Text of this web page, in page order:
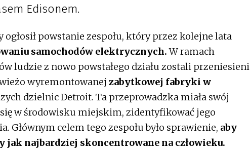
Edisonem.
ogłosił powstanie zespołu, który przez kolejne lata
samochodów elektrycznych.W ramach
ludzie z nowo powstałego działu zostali przeniesieni
wyremontowanej zabytkowej fabryki w
dzielnic Detroit. Ta przeprowadzka miała swój
się w środowisku miejskim, zidentyfikować jego
Głównym celem tego zespołu było sprawienie, aby
jak najbardziej skoncentrowane na człowieku.